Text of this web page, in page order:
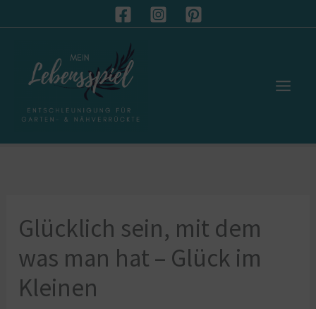
Inhalt
Glücklich sein, mit dem
was man hat – Glück im
Kleinen